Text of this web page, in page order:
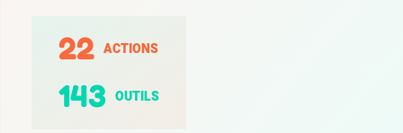
22 ACTIONS
143 OUTILS